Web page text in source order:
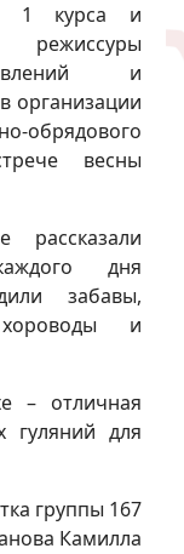
1 курса и
и
организации
весны
дня
забавы,
и
– отличная
гуляний для
группы 167
Камилла